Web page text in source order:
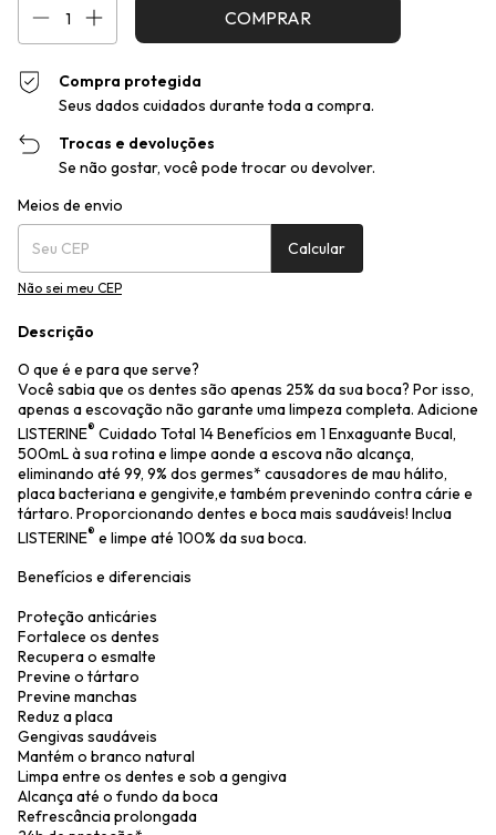
Compra protegida
Seus dados cuidados durante toda a compra.
Trocas e devoluções
Se não gostar, você pode trocar ou devolver.
Entregas para o CEP:
Meios de envio
Calcular
Não sei meu CEP
Descrição
O que é e para que serve?
Você sabia que os dentes são apenas 25% da sua boca? Por isso,
apenas a escovação não garante uma limpeza completa. Adicione
LISTERINE® Cuidado Total 14 Benefícios em 1 Enxaguante Bucal,
500mL à sua rotina e limpe aonde a escova não alcança,
eliminando até 99, 9% dos germes* causadores de mau hálito,
placa bacteriana e gengivite,e também prevenindo contra cárie e
tártaro. Proporcionando dentes e boca mais saudáveis! Inclua
LISTERINE® e limpe até 100% da sua boca.
Benefícios e diferenciais
Proteção anticáries
Fortalece os dentes
Recupera o esmalte
Previne o tártaro
Previne manchas
Reduz a placa
Gengivas saudáveis
Mantém o branco natural
Limpa entre os dentes e sob a gengiva
Alcança até o fundo da boca
Refrescância prolongada